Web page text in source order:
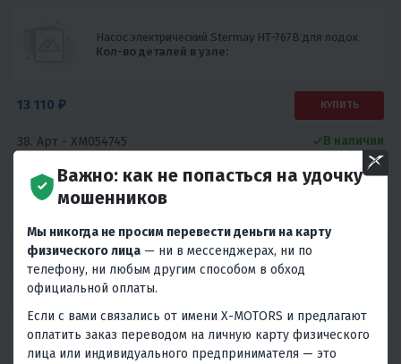
Насос электрический Stermay HT-767B для лодок
Кол-во деталей в узле:
13 110 ₽ КУПИТЬ
38. Арт - XM054745
Насос электрический Stermay HT-782A PLUS для
лодок
В наличии
12 650 ₽
39. Арт -XM054753
Насос электрический Stermay HT-386 для лодок
Кол-во деталей в узле:
Важно: как не попасться на удочку
мошенников
Мы никогда не просим перевести деньги на карту
физического лица — ни в мессенджерах, ни по
телефону, ни любым другим способом в обход
официальной оплаты.
Если с вами связались от имени X-MOTORS и предлагают
оплатить заказ переводом на личную карту физического
лица или индивидуального предпринимателя — это